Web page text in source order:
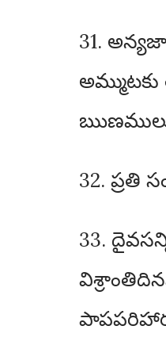
31.
32. ప్రతి
33.